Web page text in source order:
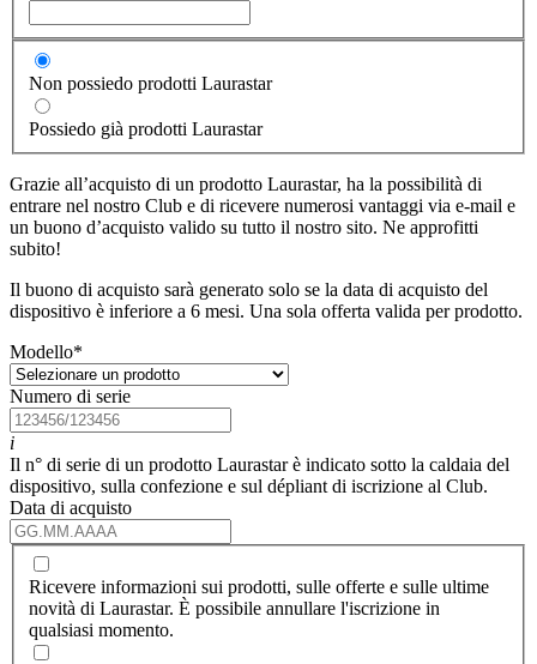
Non possiedo prodotti Laurastar
Possiedo già prodotti Laurastar
Grazie all’acquisto di un prodotto Laurastar, ha la possibilità di
entrare nel nostro Club e di ricevere numerosi vantaggi via e-mail e
un buono d’acquisto valido su tutto il nostro sito. Ne approfitti
subito!
Il buono di acquisto sarà generato solo se la data di acquisto del
dispositivo è inferiore a 6 mesi. Una sola offerta valida per prodotto.
Modello*
Numero di serie
i
Il n° di serie di un prodotto Laurastar è indicato sotto la caldaia del
dispositivo, sulla confezione e sul dépliant di iscrizione al Club.
Data di acquisto
Ricevere informazioni sui prodotti, sulle offerte e sulle ultime
novità di Laurastar. È possibile annullare l'iscrizione in
qualsiasi momento.